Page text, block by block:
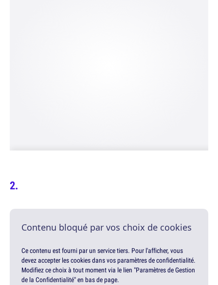
Contenu bloqué par vos choix de cookies
Ce contenu est fourni par un service tiers. Pour l'afficher, vous
devez accepter les cookies dans vos paramètres de confidentialité.
Modifiez ce choix à tout moment via le lien "Paramètres de Gestion
de la Confidentialité" en bas de page.